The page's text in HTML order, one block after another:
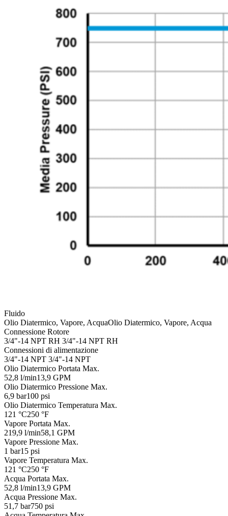
Fluido
Olio Diatermico, Vapore, AcquaOlio Diatermico, Vapore, Acqua
Connessione Rotore
3/4"-14 NPT RH 3/4"-14 NPT RH
Connessioni di alimentazione
3/4"-14 NPT 3/4"-14 NPT
Olio Diatermico Portata Max.
52,8 l/min13,9 GPM
Olio Diatermico Pressione Max.
6,9 bar100 psi
Olio Diatermico Temperatura Max.
121 °C250 °F
Vapore Portata Max.
219,9 l/min58,1 GPM
Vapore Pressione Max.
1 bar15 psi
Vapore Temperatura Max.
121 °C250 °F
Acqua Portata Max.
52,8 l/min13,9 GPM
Acqua Pressione Max.
51,7 bar750 psi